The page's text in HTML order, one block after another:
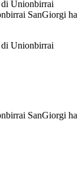
di Unionbirrai
SanGiorgi ha
di Unionbirrai
SanGiorgi ha